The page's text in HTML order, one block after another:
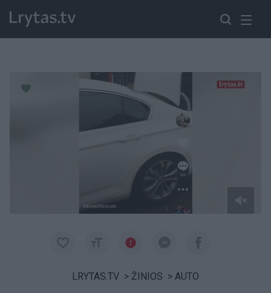
Paremkite Ukrainą
LRYTAS.TV > ŽINIOS > AUTO